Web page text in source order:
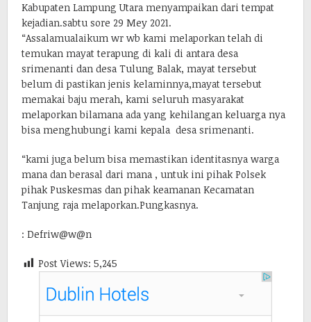
Kabupaten Lampung Utara menyampaikan dari tempat
kejadian.sabtu sore 29 Mey 2021.
“Assalamualaikum wr wb kami melaporkan telah di
temukan mayat terapung di kali di antara desa
srimenanti dan desa Tulung Balak, mayat tersebut
belum di pastikan jenis kelaminnya,mayat tersebut
memakai baju merah, kami seluruh masyarakat
melaporkan bilamana ada yang kehilangan keluarga nya
bisa menghubungi kami kepala desa srimenanti.
“kami juga belum bisa memastikan identitasnya warga
mana dan berasal dari mana , untuk ini pihak Polsek
pihak Puskesmas dan pihak keamanan Kecamatan
Tanjung raja melaporkan.Pungkasnya.
: Defriw@w@n
Post Views: 5,245